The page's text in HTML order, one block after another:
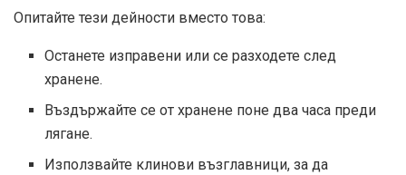
Опитайте тези дейности вместо това:
Останете изправени или се разходете след
хранене.
Въздържайте се от хранене поне два часа преди
лягане.
Използвайте клинови възглавници, за да